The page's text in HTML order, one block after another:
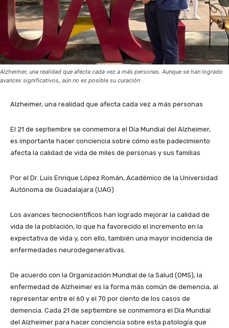
Alzheimer, una realidad que afecta cada vez a más personas. Aunque se han logrado
avances significativos, aún no es posible su curación
Alzheimer, una realidad que afecta cada vez a más personas
El 21 de septiembre se conmemora el Día Mundial del Alzheimer,
es importante hacer conciencia sobre cómo este padecimiento
afecta la calidad de vida de miles de personas y sus familias
Por el Dr. Luis Enrique López Román, Académico de la Universidad
Autónoma de Guadalajara (UAG)
Los avances tecnocientíficos han logrado mejorar la calidad de
vida de la población, lo que ha favorecido el incremento en la
expectativa de vida y, con ello, también una mayor incidencia de
enfermedades neurodegenerativas.
De acuerdo con la Organización Mundial de la Salud (OMS), la
enfermedad de Alzheimer es la forma más común de demencia, al
representar entre el 60 y el 70 por ciento de los casos de
demencia. Cada 21 de septiembre se conmemora el Día Mundial
del Alzheimer para hacer conciencia sobre esta patología que